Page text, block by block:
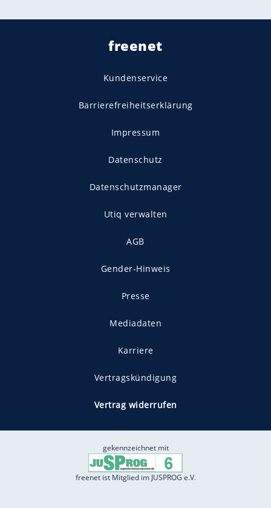
freenet
Kundenservice
Barrierefreiheitserklärung
Impressum
Datenschutz
Datenschutzmanager
Utiq verwalten
AGB
Gender-Hinweis
Presse
Mediadaten
Karriere
Vertragskündigung
Vertrag widerrufen
gekennzeichnet mit
freenet ist Mitglied im JUSPROG e.V.